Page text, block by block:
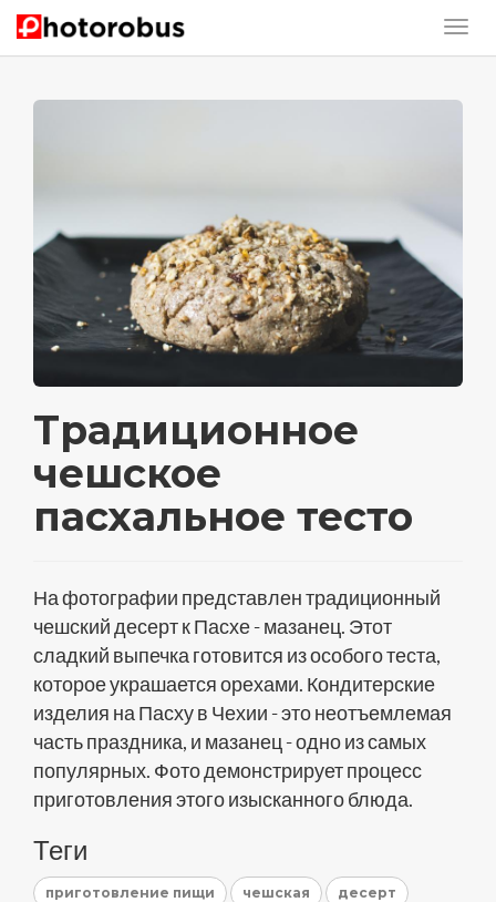
Традиционное
чешское
пасхальное тесто
На фотографии представлен традиционный
чешский десерт к Пасхе - мазанец. Этот
сладкий выпечка готовится из особого теста,
которое украшается орехами. Кондитерские
изделия на Пасху в Чехии - это неотъемлемая
часть праздника, и мазанец - одно из самых
популярных. Фото демонстрирует процесс
приготовления этого изысканного блюда.
Теги
приготовление пищи чешская десерт